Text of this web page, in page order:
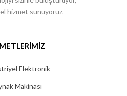
hizmet sunuyoruz.
Elektronik
Makinası